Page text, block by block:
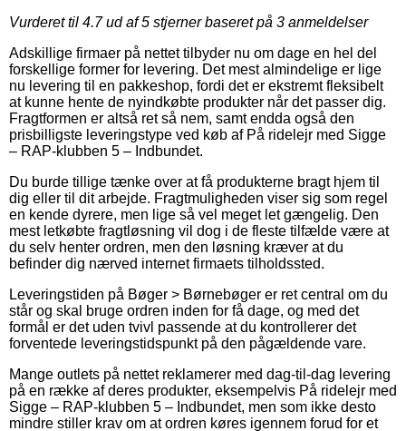
Vurderet til 4.7ud af 5 stjerner baseret på 3 anmeldelser
Adskillige firmaer på nettet tilbyder nu om dage en hel del
forskellige former for levering. Det mest almindelige er lige
nu levering til en pakkeshop, fordi det er ekstremt fleksibelt
at kunne hente de nyindkøbte produkter når det passer dig.
Fragtformen er altså ret så nem, samt endda også den
prisbilligste leveringstype ved køb af På ridelejr med Sigge
– RAP-klubben 5 – Indbundet.
Du burde tillige tænke over at få produkterne bragt hjem til
dig eller til dit arbejde. Fragtmuligheden viser sig som regel
en kende dyrere, men lige så vel meget let gængelig. Den
mest letkøbte fragtløsning vil dog i de fleste tilfælde være at
du selv henter ordren, men den løsning kræver at du
befinder dig nærved internet firmaets tilholdssted.
Leveringstiden på Bøger > Børnebøger er ret central om du
står og skal bruge ordren inden for få dage, og med det
formål er det uden tvivl passende at du kontrollerer det
forventede leveringstidspunkt på den pågældende vare.
Mange outlets på nettet reklamerer med dag-til-dag levering
på en række af deres produkter, eksempelvis På ridelejr med
Sigge – RAP-klubben 5 – Indbundet, men som ikke desto
mindre stiller krav om at ordren køres igennem forud for et